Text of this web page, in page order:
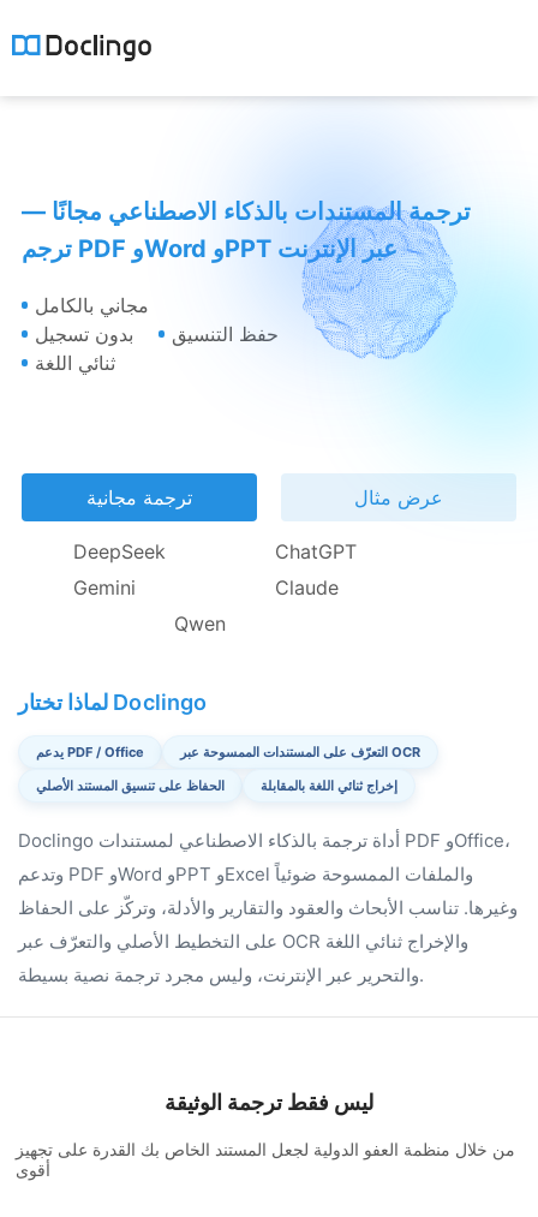
ترجمة المستندات بالذكاء الاصطناعي مجانًا —
ترجم PDF وWord وPPT عبر الإنترنت
مجاني بالكامل
بدون تسجيل
حفظ التنسيق
ثنائي اللغة
ترجمة مجانية عرض مثال
DeepSeek
ChatGPT
Gemini
Claude
Qwen
لماذا تختار Doclingo
يدعم PDF / Office
التعرّف على المستندات الممسوحة عبر OCR
الحفاظ على تنسيق المستند الأصلي
إخراج ثنائي اللغة بالمقابلة
Doclingo أداة ترجمة بالذكاء الاصطناعي لمستندات PDF وOffice،
وتدعم PDF وWord وPPT وExcel والملفات الممسوحة ضوئياً
وغيرها. تناسب الأبحاث والعقود والتقارير والأدلة، وتركّز على الحفاظ
على التخطيط الأصلي والتعرّف عبر OCR والإخراج ثنائي اللغة
والتحرير عبر الإنترنت، وليس مجرد ترجمة نصية بسيطة.
ليس فقط ترجمة الوثيقة
من خلال منظمة العفو الدولية لجعل المستند الخاص بك القدرة على تجهيز
أقوى